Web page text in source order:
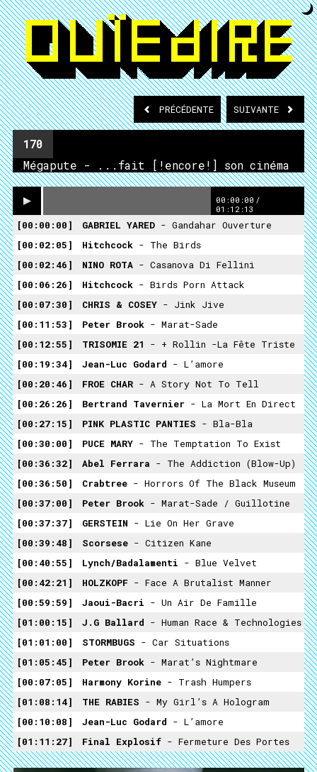
PRÉCÉDENTE SUIVANTE
170
Mégapute - ...fait [!encore!] son cinéma
00:00:00 /
01:12:13
00:00:00 GABRIEL YARED - Gandahar Ouverture
00:02:05
Hitchcock - The Birds
00:02:46
NINO ROTA - Casanova Di Fellini
00:06:26
Hitchcock - Birds Porn Attack
00:07:30
CHRIS & COSEY - Jink Jive
00:11:53
Peter Brook - Marat-Sade
00:12:55
TRISOMIE 21
- + Rollin -La Fête Triste
00:19:34
Jean-Luc Godard - L’amore
00:20:46
FROE CHAR - A Story Not To Tell
00:26:26
Bertrand Tavernier - La Mort En Direct
00:27:15
PINK PLASTIC PANTIES - Bla-Bla
00:30:00
PUCE MARY - The Temptation To Exist
00:36:32
Abel Ferrara - The Addiction (blow-Up)
00:36:50
Crabtree - Horrors Of The Black Museum
00:37:00
Peter Brook - Marat-Sade / Guillotine
00:37:37
GERSTEIN - Lie On Her Grave
00:39:48
Scorsese - Citizen Kane
00:40:55
Lynch/Badalamenti - Blue Velvet
00:42:21
HOLZKOPF - Face A Brutalist Manner
00:59:59
Jaoui-Bacri - Un Air De Famille
01:00:15
J.G Ballard - Human Race & Technologies
01:01:00
STORMBUGS - Car Situations
01:05:45
Peter Brook - Marat’s Nightmare
00:07:05
Harmony Korine - Trash Humpers
01:08:14
THE RABIES - My Girl’s A Hologram
00:10:08
Jean-Luc Godard - L’amore
01:11:27
Final Explosif - Fermeture Des Portes